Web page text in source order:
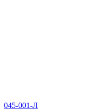
045-001-Л